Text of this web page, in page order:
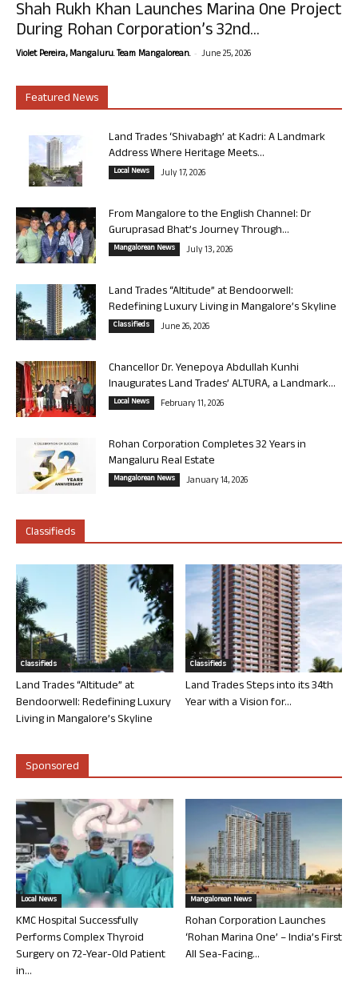
Shah Rukh Khan Launches Marina One Project
During Rohan Corporation’s 32nd...
Violet Pereira, Mangaluru. Team Mangalorean. - June 25, 2026
Featured News
Land Trades ‘Shivabagh’ at Kadri: A Landmark
Address Where Heritage Meets...
Local News July 17, 2026
From Mangalore to the English Channel: Dr
Guruprasad Bhat’s Journey Through...
Mangalorean News July 13, 2026
Land Trades “Altitude” at Bendoorwell:
Redefining Luxury Living in Mangalore’s Skyline
Classifieds June 26, 2026
Chancellor Dr. Yenepoya Abdullah Kunhi
Inaugurates Land Trades’ ALTURA, a Landmark...
Local News February 11, 2026
Rohan Corporation Completes 32 Years in
Mangaluru Real Estate
Mangalorean News January 14, 2026
Classifieds
Classifieds
Land Trades “Altitude” at
Bendoorwell: Redefining Luxury
Living in Mangalore’s Skyline
Classifieds
Land Trades Steps into its 34th
Year with a Vision for...
Sponsored
Local News
KMC Hospital Successfully
Performs Complex Thyroid
Surgery on 72-Year-Old Patient
in...
Mangalorean News
Rohan Corporation Launches
‘Rohan Marina One’ – India’s First
All Sea-Facing...